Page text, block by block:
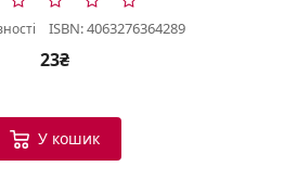
ISBN: 4063276364289
23₴
У кошик